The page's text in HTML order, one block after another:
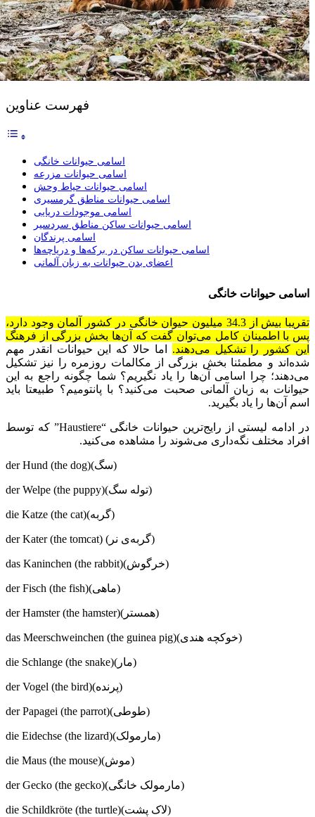
فهرست عناوین
اسامی حیوانات خانگی
اسامی حیوانات مزرعه
اسامی حیوانات حیاط وحش
اسامی حیوانات مناطق گرمسیری
اسامی موجودات دریایی
اسامی حیوانات ساکن مناطق سردسیر
اسامی پرندگان
اسامی حیوانات ساکن در برکه‌ها و دریاچه‌ها
اعضای بدن حیوانات به زبان آلمانی
اسامی حیوانات خانگی
تقریبا بیش از 34.3 میلیون حیوان خانگی در کشور آلمان وجود دارد،
پس با اطمینان کامل می‌توان گفت که آن‌ها بخش بزرگی از فرهنگ
این کشور را تشکیل می‌دهند. اما حالا که این حیوانات انقدر مهم
شده‌اند و مطمئنا بخش بزرگی از مکالمات روزمره را نیز تشکیل
می‌دهند؛ چرا اسامی آن‌ها را یاد نگیریم؟ شما چگونه راجع به این
حیوانات به زبان آلمانی صحبت می‌کنید؟‌ با پانتومیم؟‌ طبیعتا باید
اسم آن‌ها را یاد بگیرید.
در ادامه لیستی از رایج‌ترین حیوانات خانگی “Haustiere” که توسط
افراد مختلف نگه‌داری می‌شوند را مشاهده می‌کنید.
der Hund (the dog)(سگ)
der Welpe (the puppy)(توله سگ)
die Katze (the cat)(گربه)‌
der Kater (the tomcat) (گربه‌ی نر)
das Kaninchen (the rabbit)(خرگوش)
der Fisch (the fish)(ماهی)
der Hamster (the hamster)(همستر)
das Meerschweinchen (the guinea pig)(خوکچه هندی)
die Schlange (the snake)(مار)
der Vogel (the bird)(پرنده)
der Papagei (the parrot)(طوطی)
die Eidechse (the lizard)(مارمولک)
die Maus (the mouse)(موش)
der Gecko (the gecko)(مارمولک خانگی)
die Schildkröte (the turtle)(لاک پشت)